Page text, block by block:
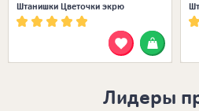
Штанишки Цветочки экрю
Лидеры